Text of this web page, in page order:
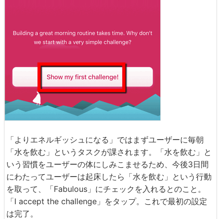
「よりエネルギッシュになる」ではまずユーザーに毎朝
「水を飲む」というタスクが課されます。「水を飲む」と
いう習慣をユーザーの体にしみこませるため、今後3日間
にわたってユーザーは起床したら「水を飲む」という行動
を取って、「Fabulous」にチェックを入れるとのこと。
「I accept the challenge」をタップ。これで最初の設定
は完了。